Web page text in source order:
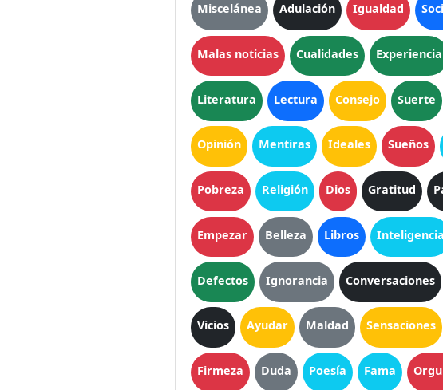
Miscelánea Adulación Igualdad
Malas noticias Cualidades Experiencia
Literatura Lectura Consejo Suerte
Opinión Mentiras Ideales Sueños
Pobreza Religión Dios Gratitud
Empezar Belleza Libros Inteligencia
Defectos Ignorancia Conversaciones
Vicios Ayudar Maldad Sensaciones
Firmeza Duda Poesía Fama